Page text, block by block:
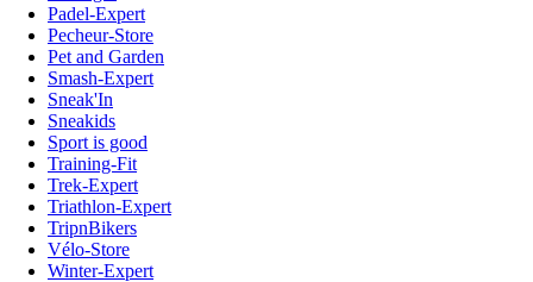
Padel-Expert
Pecheur-Store
Pet and Garden
Smash-Expert
Sneak'In
Sneakids
Sport is good
Training-Fit
Trek-Expert
Triathlon-Expert
TripnBikers
Vélo-Store
Winter-Expert